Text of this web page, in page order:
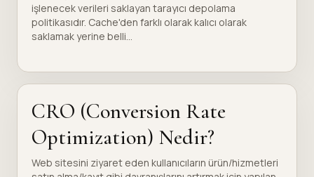
işlenecek verileri saklayan tarayıcı depolama
politikasıdır. Cache'den farklı olarak kalıcı olarak
saklamak yerine belli...
CRO (Conversion Rate
Optimization) Nedir?
Web sitesini ziyaret eden kullanıcıların ürün/hizmetleri